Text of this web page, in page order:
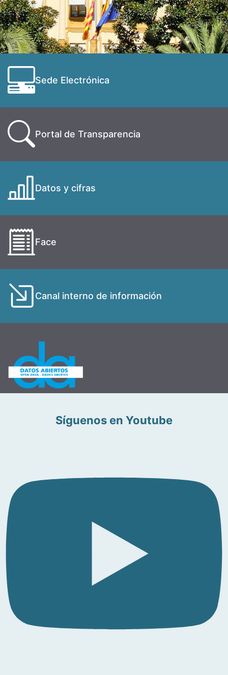
Sede Electrónica
Portal de Transparencia
Datos y cifras
Face
Canal interno de información
Síguenos en Youtube